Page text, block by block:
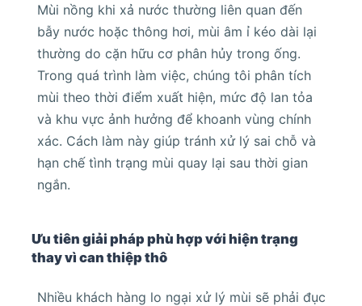
Mùi nồng khi xả nước thường liên quan đến
bẫy nước hoặc thông hơi, mùi âm ỉ kéo dài lại
thường do cặn hữu cơ phân hủy trong ống.
Trong quá trình làm việc, chúng tôi phân tích
mùi theo thời điểm xuất hiện, mức độ lan tỏa
và khu vực ảnh hưởng để khoanh vùng chính
xác. Cách làm này giúp tránh xử lý sai chỗ và
hạn chế tình trạng mùi quay lại sau thời gian
ngắn.
Ưu tiên giải pháp phù hợp với hiện trạng
thay vì can thiệp thô
Nhiều khách hàng lo ngại xử lý mùi sẽ phải đục